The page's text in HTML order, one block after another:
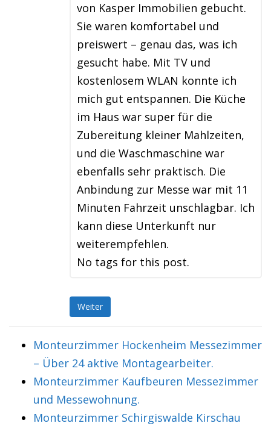
von Kasper Immobilien gebucht.
Sie waren komfortabel und
preiswert – genau das, was ich
gesucht habe. Mit TV und
kostenlosem WLAN konnte ich
mich gut entspannen. Die Küche
im Haus war super für die
Zubereitung kleiner Mahlzeiten,
und die Waschmaschine war
ebenfalls sehr praktisch. Die
Anbindung zur Messe war mit 11
Minuten Fahrzeit unschlagbar. Ich
kann diese Unterkunft nur
weiterempfehlen.
No tags for this post.
Weiter
Monteurzimmer Hockenheim Messezimmer
– Über 24 aktive Montagearbeiter.
Monteurzimmer Kaufbeuren Messezimmer
und Messewohnung.
Monteurzimmer Schirgiswalde Kirschau